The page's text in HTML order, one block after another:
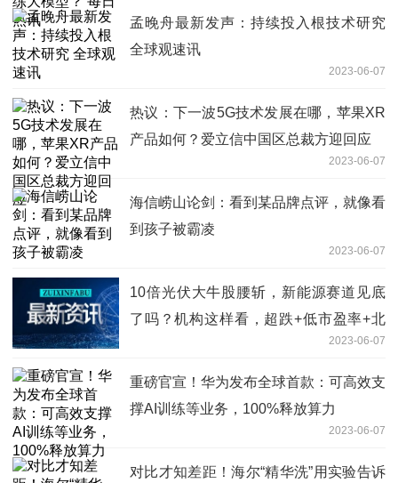
孟晚舟最新发声：持续投入根技术研究
全球观速讯
2023-06-07
热议：下一波5G技术发展在哪，苹果XR
产品如何？爱立信中国区总裁方迎回应
2023-06-07
海信崂山论剑：看到某品牌点评，就像看
到孩子被霸凌
2023-06-07
10倍光伏大牛股腰斩，新能源赛道见底
了吗？机构这样看，超跌+低市盈率+北
上资金加仓股仅16只_全球百事通2023-06-07
重磅官宣！华为发布全球首款：可高效支
撑AI训练等业务，100%释放算力
2023-06-07
对比才知差距！海尔“精华洗”用实验告诉